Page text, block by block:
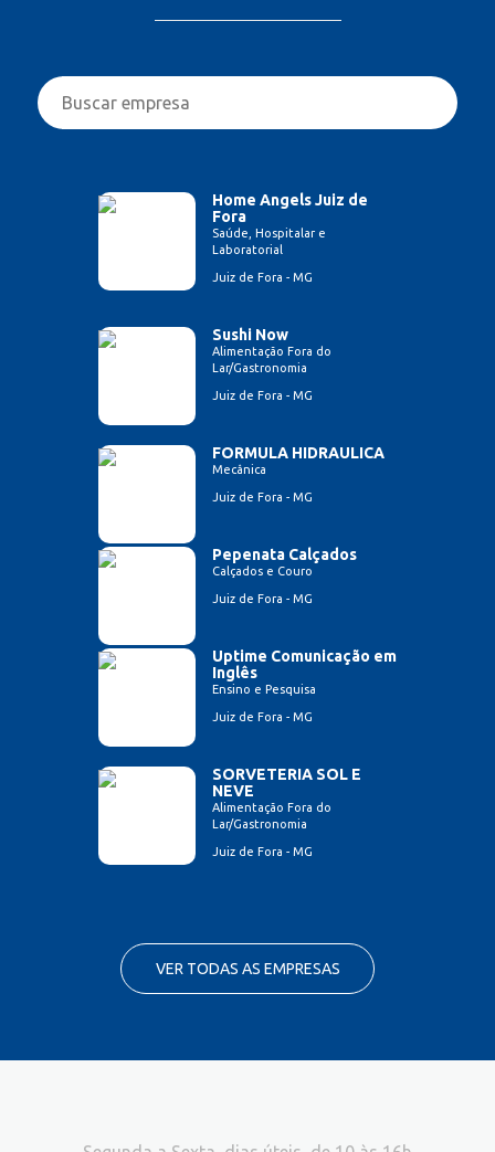
Home Angels Juiz de
Fora
Saúde, Hospitalar e
Laboratorial
Juiz de Fora - MG
Sushi Now
Alimentação Fora do
Lar/Gastronomia
Juiz de Fora - MG
FORMULA HIDRAULICA
Mecânica
Juiz de Fora - MG
Pepenata Calçados
Calçados e Couro
Juiz de Fora - MG
Uptime Comunicação em
Inglês
Ensino e Pesquisa
Juiz de Fora - MG
SORVETERIA SOL E
NEVE
Alimentação Fora do
Lar/Gastronomia
Juiz de Fora - MG
VER TODAS AS EMPRESAS